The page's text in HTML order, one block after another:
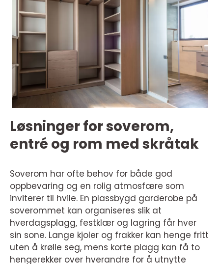
Løsninger for soverom,
entré og rom med skråtak
Soverom har ofte behov for både god
oppbevaring og en rolig atmosfære som
inviterer til hvile. En plassbygd garderobe på
soverommet kan organiseres slik at
hverdagsplagg, festklær og lagring får hver
sin sone. Lange kjoler og frakker kan henge fritt
uten å krølle seg, mens korte plagg kan få to
hengerekker over hverandre for å utnytte